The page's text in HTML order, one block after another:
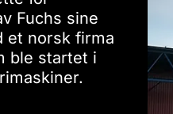
Fuchs sine
et norsk firma
ble startet i